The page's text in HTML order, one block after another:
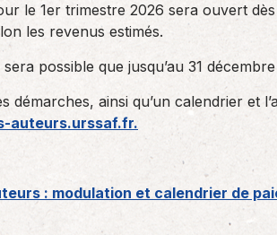
le 1er trimestre 2026 sera ouvert
les revenus estimés.
possible que jusqu’au 31
démarches, ainsi qu’un calendrier et
auteurs.urssaf.fr.
: modulation et calendrier de